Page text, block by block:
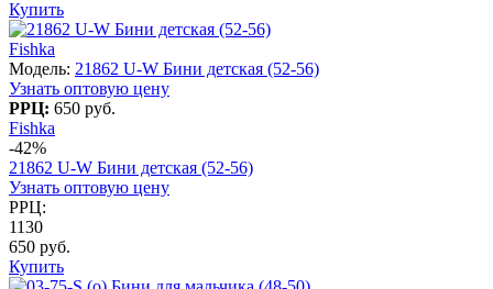
Купить
Fishka
Модель: 21862 U-W Бини детская (52-56)
Узнать оптовую цену
РРЦ: 650 руб.
Fishka
-42%
21862 U-W Бини детская (52-56)
Узнать оптовую цену
РРЦ:
1130
650 руб.
Купить